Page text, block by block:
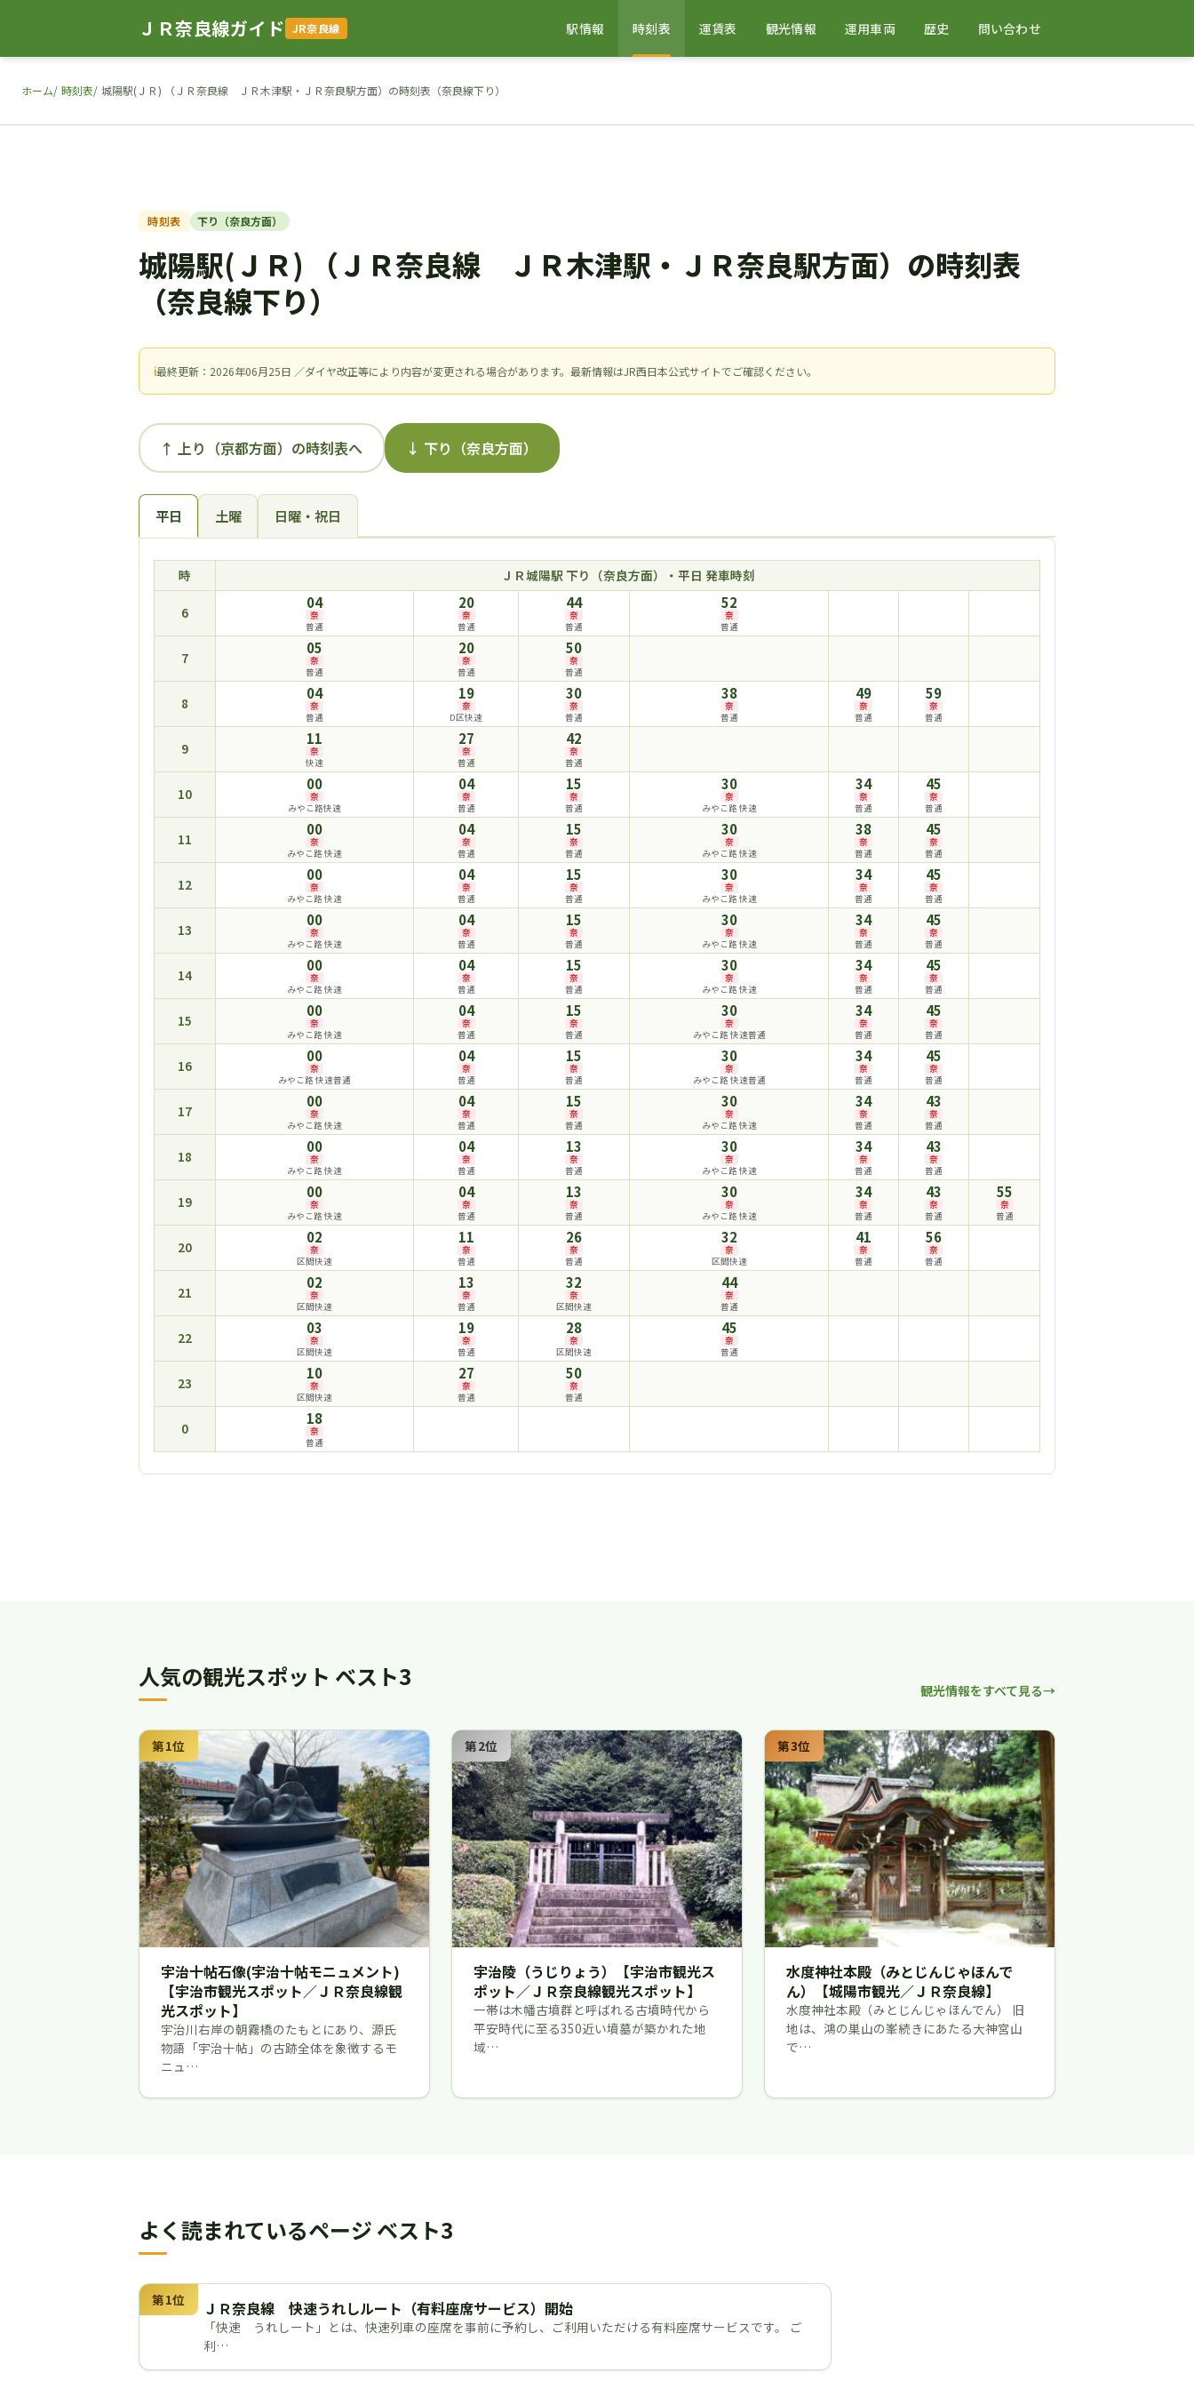
ＪＲ奈良線ガイド JR奈良線 駅情報 時刻表 運賃表 観光情報 運用車両 歴史 問い合わせ
ホーム 時刻表 城陽駅(ＪＲ) （ＪＲ奈良線 ＪＲ木津駅・ＪＲ奈良駅方面）の時刻表（奈良線下り）
時刻表 下り（奈良方面）
城陽駅(ＪＲ) （ＪＲ奈良線 ＪＲ木津駅・ＪＲ奈良駅方面）の時刻表
（奈良線下り）
ℹ最終更新：2026年06月25日 ／ダイヤ改正等により内容が変更される場合があります。最新情報はJR西日本公式サイトでご確認ください。
↑ 上り（京都方面）の時刻表へ ↓ 下り（奈良方面）
平日 土曜 日曜・祝日
時 ＪＲ城陽駅 下り（奈良方面）・平日 発車時刻
6
04
奈
普通
20
奈
普通
44
奈
普通
52
奈
普通
7
05
奈
普通
20
奈
普通
50
奈
普通
8
04
奈
普通
19
奈
D区快速
30
奈
普通
38
奈
普通
49
奈
普通
59
奈
普通
9
11
奈
快速
27
奈
普通
42
奈
普通
10
00
奈
みやこ路快速
04
奈
普通
15
奈
普通
30
奈
みやこ路 快速
34
奈
普通
45
奈
普通
11
00
奈
みやこ路 快速
04
奈
普通
15
奈
普通
30
奈
みやこ路 快速
38
奈
普通
45
奈
普通
12
00
奈
みやこ路 快速
04
奈
普通
15
奈
普通
30
奈
みやこ路 快速
34
奈
普通
45
奈
普通
13
00
奈
みやこ路 快速
04
奈
普通
15
奈
普通
30
奈
みやこ路 快速
34
奈
普通
45
奈
普通
14
00
奈
みやこ路 快速
04
奈
普通
15
奈
普通
30
奈
みやこ路 快速
34
奈
普通
45
奈
普通
15
00
奈
みやこ路 快速
04
奈
普通
15
奈
普通
30
奈
みやこ路 快速普通
34
奈
普通
45
奈
普通
16
00
奈
みやこ路 快速普通
04
奈
普通
15
奈
普通
30
奈
みやこ路 快速普通
34
奈
普通
45
奈
普通
17
00
奈
みやこ路 快速
04
奈
普通
15
奈
普通
30
奈
みやこ路 快速
34
奈
普通
43
奈
普通
18
00
奈
みやこ路 快速
04
奈
普通
13
奈
普通
30
奈
みやこ路 快速
34
奈
普通
43
奈
普通
19
00
奈
みやこ路 快速
04
奈
普通
13
奈
普通
30
奈
みやこ路 快速
34
奈
普通
43
奈
普通
55
奈
普通
20
02
奈
区間快速
11
奈
普通
26
奈
普通
32
奈
区間快速
41
奈
普通
56
奈
普通
21
02
奈
区間快速
13
奈
普通
32
奈
区間快速
44
奈
普通
22
03
奈
区間快速
19
奈
普通
28
奈
区間快速
45
奈
普通
23
10
奈
区間快速
27
奈
普通
50
奈
普通
0
18
奈
普通
人気の観光スポット ベスト3 観光情報をすべて見る
第1位
宇治十帖石像(宇治十帖モニュメント)
【宇治市観光スポット／ＪＲ奈良線観
光スポット】
宇治川右岸の朝霧橋のたもとにあり、源氏
物語「宇治十帖」の古跡全体を象徴するモ
ニュ…
第2位
宇治陵（うじりょう）【宇治市観光ス
ポット／ＪＲ奈良線観光スポット】
一帯は木幡古墳群と呼ばれる古墳時代から
平安時代に至る350近い墳墓が築かれた地
域…
第3位
水度神社本殿（みとじんじゃほんで
ん）【城陽市観光／ＪＲ奈良線】
水度神社本殿（みとじんじゃほんでん） 旧
地は、鴻の巣山の峯続きにあたる大神宮山
で…
よく読まれているページ ベスト3
第1位 ＪＲ奈良線 快速うれしルート（有料座席サービス）開始
「快速 うれしート」とは、快速列車の座席を事前に予約し、ご利用いただける有料座席サービスです。 ご
利…